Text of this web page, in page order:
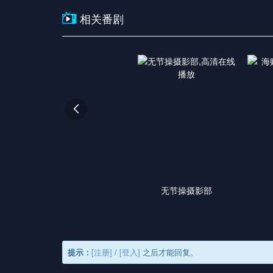
相关番剧
无节操摄影部

提示： [注册] / [登入] 之后才能回复。